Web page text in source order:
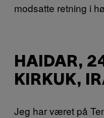
modsatte retning i
HAIDAR,
KIRKUK,
Jeg har været på